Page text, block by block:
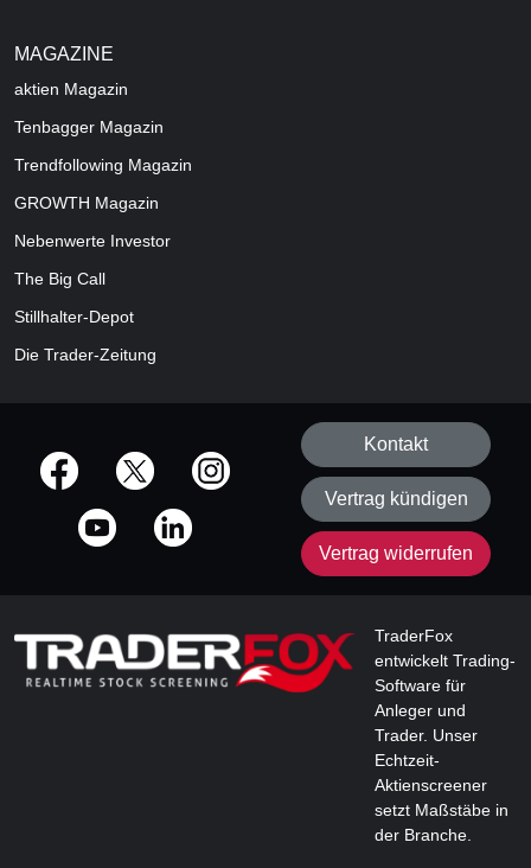
MAGAZINE
aktien Magazin
Tenbagger Magazin
Trendfollowing Magazin
GROWTH Magazin
Nebenwerte Investor
The Big Call
Stillhalter-Depot
Die Trader-Zeitung
offizielle Social Media-Accounts
Kontakt
Vertrag kündigen
Vertrag widerrufen
TraderFox
entwickelt Trading-
Software für
Anleger und
Trader. Unser
Echtzeit-
Aktienscreener
setzt Maßstäbe in
der Branche.